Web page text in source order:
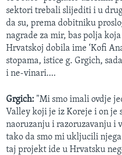
sektori trebali slijediti i u
da su, prema dobitniku
nagrade za mir, bas polja
Hrvatskoj dobila ime ‘Kofi
stopama, istice g. Grgich,
i ne-vinari….
Grgich: "Mi smo imali ovdje
Valley koji je iz Koreje i on je
naoruzanju i razoruzavanju i
tako da smo mi ukljucili njega
taj projekt ide u Hrvatsku